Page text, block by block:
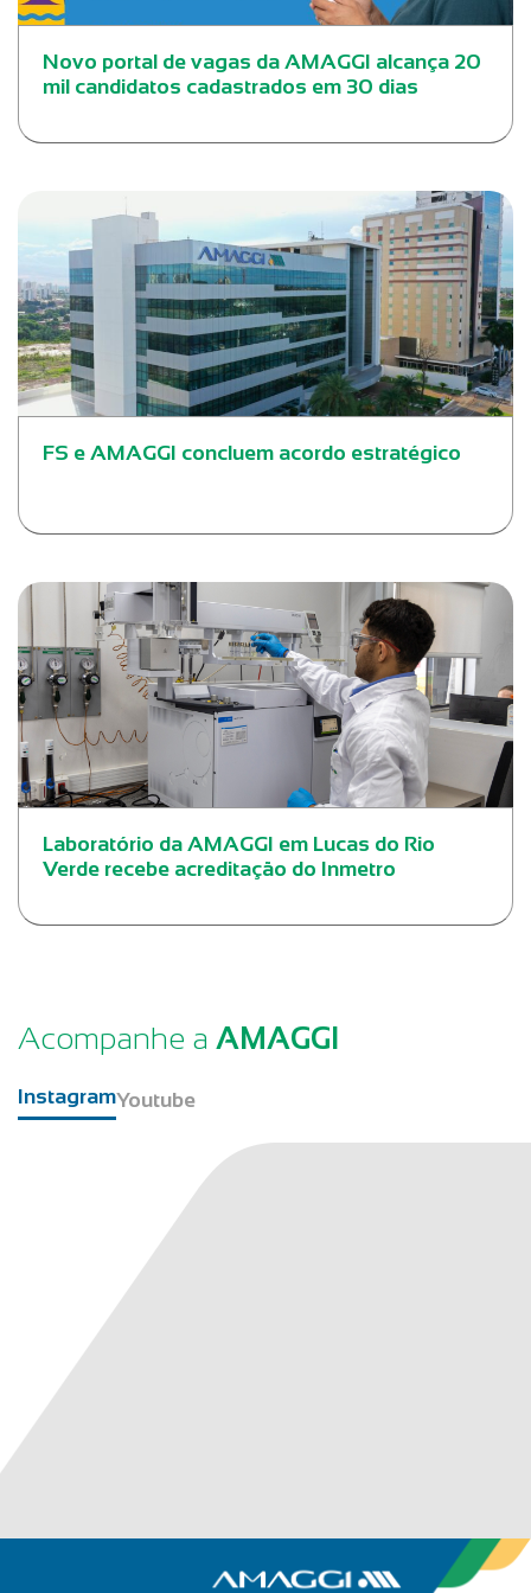
Novo portal de vagas da AMAGGI alcança 20
mil candidatos cadastrados em 30 dias
FS e AMAGGI concluem acordo estratégico
Laboratório da AMAGGI em Lucas do Rio
Verde recebe acreditação do Inmetro
Acompanhe a AMAGGI
InstagramYoutube